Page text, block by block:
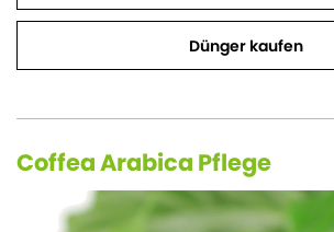
Dünger kaufen
Coffea Arabica Pflege